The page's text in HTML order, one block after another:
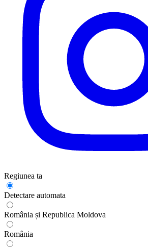
Regiunea ta
Detectare automata
România și Republica Moldova
România